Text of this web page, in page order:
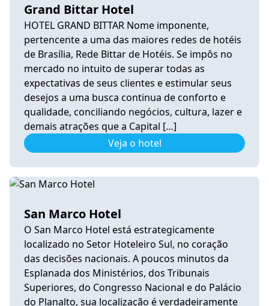
Grand Bittar Hotel
HOTEL GRAND BITTAR Nome imponente,
pertencente a uma das maiores redes de hotéis
de Brasília, Rede Bittar de Hotéis. Se impôs no
mercado no intuito de superar todas as
expectativas de seus clientes e estimular seus
desejos a uma busca continua de conforto e
qualidade, conciliando negócios, cultura, lazer e
demais atrações que a Capital […]
Veja o hotel
San Marco Hotel
O San Marco Hotel está estrategicamente
localizado no Setor Hoteleiro Sul, no coração
das decisões nacionais. A poucos minutos da
Esplanada dos Ministérios, dos Tribunais
Superiores, do Congresso Nacional e do Palácio
do Planalto, sua localização é verdadeiramente